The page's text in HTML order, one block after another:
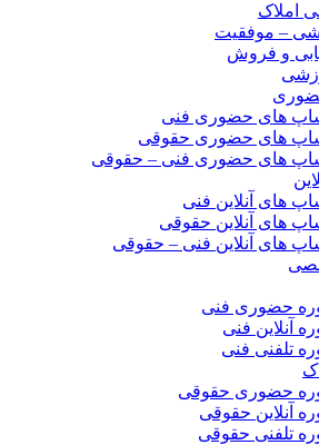
املاک
– موفقیت
و فروش
های حضوری فنی
های حضوری حقوقی
های حضوری فنی – حقوقی
های آنلاین فنی
های آنلاین حقوقی
های آنلاین فنی – حقوقی
حضوری فنی
آنلاین فنی
تلفنی فنی
حضوری حقوقی
آنلاین حقوقی
تلفنی حقوقی